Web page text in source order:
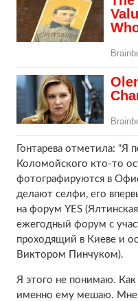
Гонтарева отметила: “Я
Коломойского кто-то
фотографируются в
делают селфи, его
на форум YES
ежегодный форум с
проходящий в Киеве и
Виктором Пинчуком).
Я этого не понимаю.
именно ему мешаю. Мне